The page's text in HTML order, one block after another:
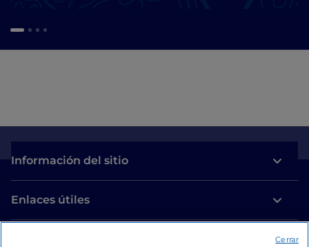
Información del sitio
Enlaces útiles
Cerrar